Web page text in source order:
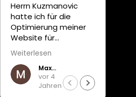
Herrn Kuzmanovic
hatte ich für die
Optimierung meiner
Website für
Suchmaschinen und
die neueste CMS
Version beauftragt.
Beeindruckt haben
mich seine gute
Weiterlesen
Max Köberl
vor 4
Jahren